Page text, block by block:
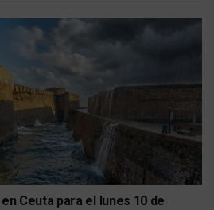
Ceuta para el lunes 10 de